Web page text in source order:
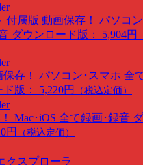
付属版 動画保存！ パソコ
ダウンロード版： 5,904円
保存！ パソコン･スマホ 全
版： 5,220円 （税込定価）
Mac･iOS 全て録画･録音
円
（税込定価）
クスプローラ